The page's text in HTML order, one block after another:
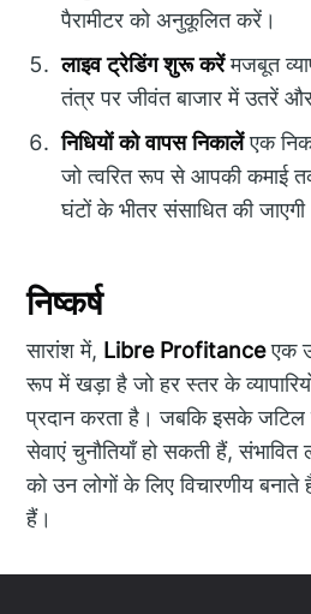
पैरामीटर को अनुकूलित करें।
लाइव ट्रेडिंग शुरू करेंमजबूत
तंत्र पर जीवंत बाजार में उतरें
निधियों को वापस निकालेंएक
जो त्वरित रूप से आपकी कमाई
घंटों के भीतर संसाधित की
निष्कर्ष
सारांश में, Libre Profitanceएक
रूप में खड़ा है जो हर स्तर के
प्रदान करता है। जबकि इसके
सेवाएं चुनौतियाँ हो सकती हैं,
को उन लोगों के लिए विचारणीय बनाते
हैं।